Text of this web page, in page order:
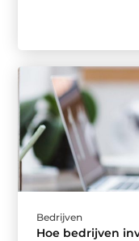
Bedrijven
Hoe bedrijven